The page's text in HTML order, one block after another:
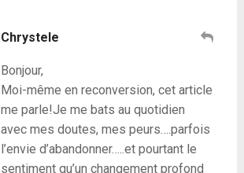
Chrystele
Bonjour,
Moi-même en reconversion, cet article
me parle!Je me bats au quotidien
avec mes doutes, mes peurs….parfois
l’envie d’abandonner…..et pourtant le
sentiment qu’un changement profond